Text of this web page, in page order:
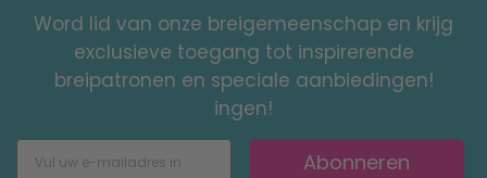
Word lid van onze breigemeenschap en krijg
exclusieve toegang tot inspirerende
breipatronen en speciale aanbiedingen!
ingen!
Abonneren